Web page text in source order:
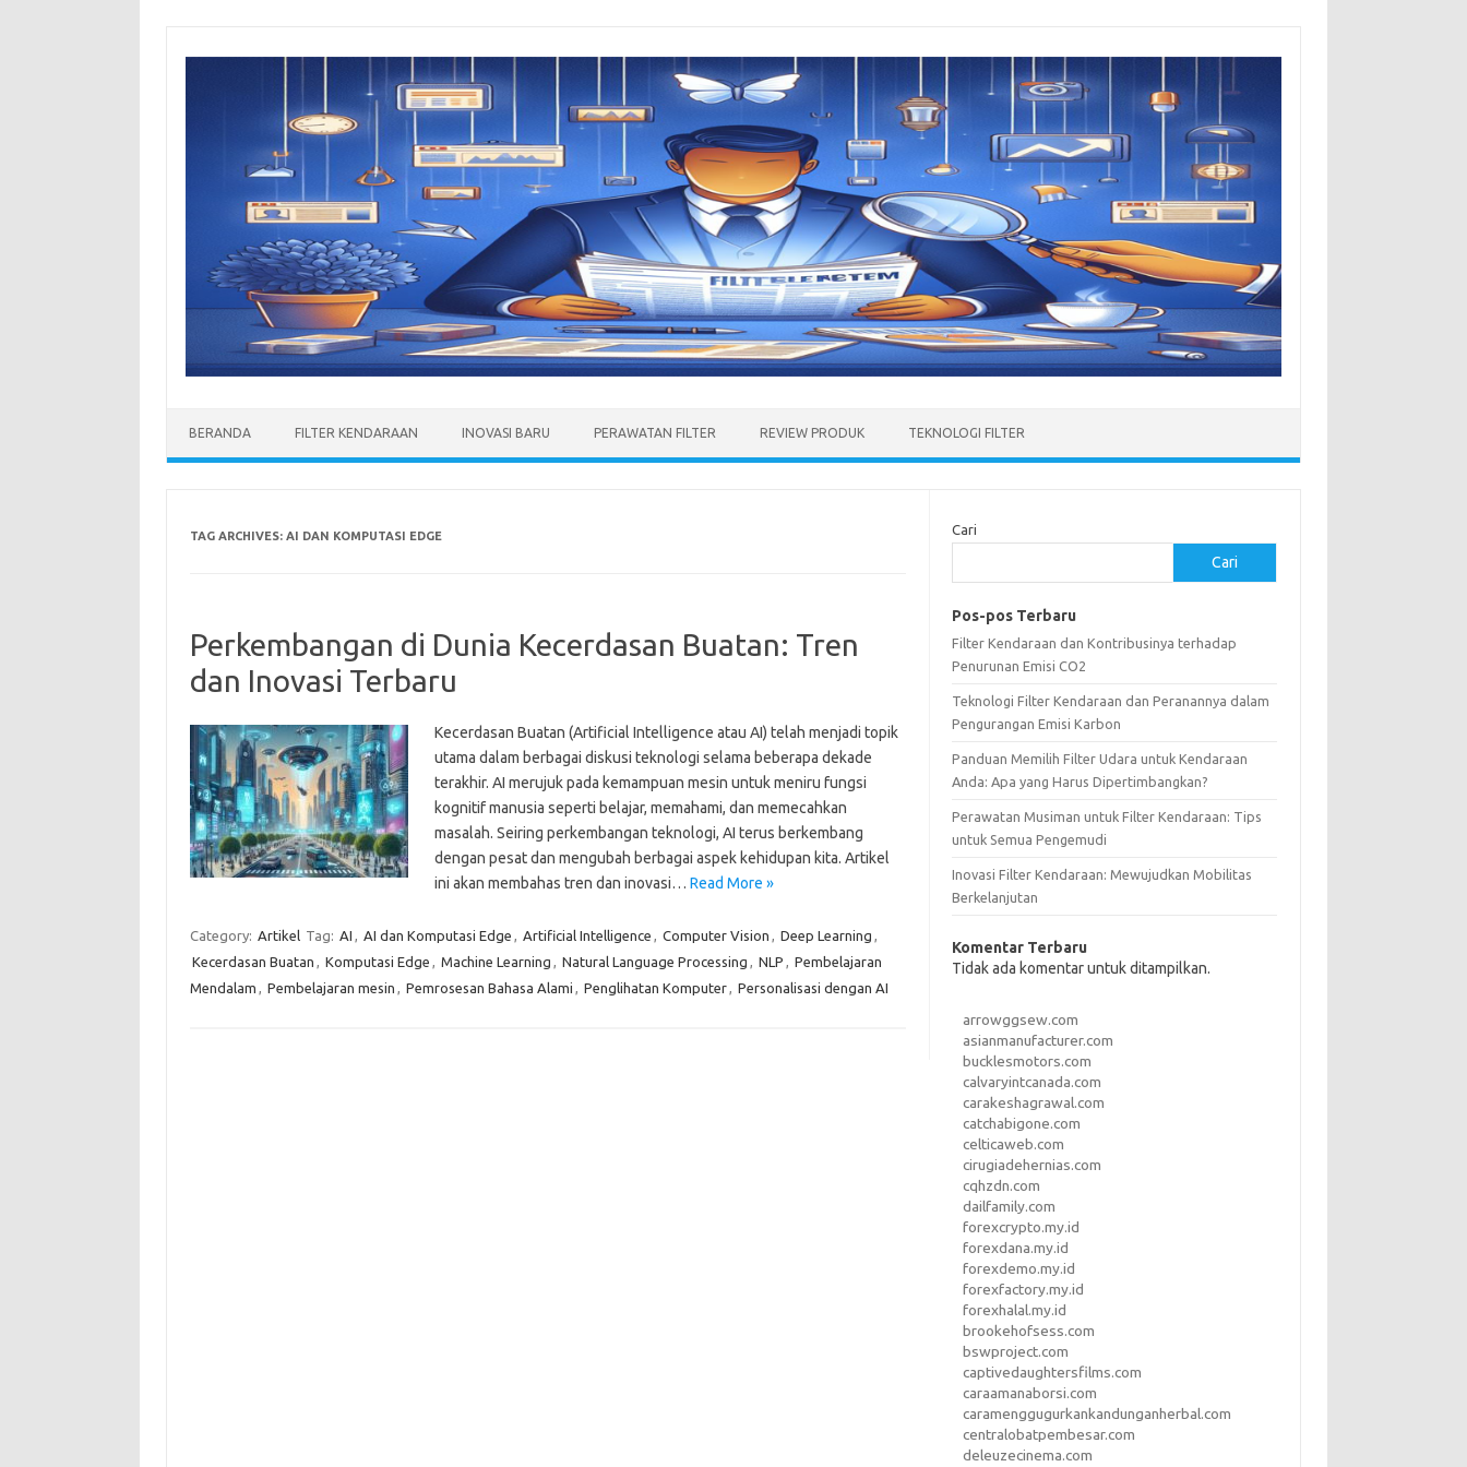
BERANDA FILTER KENDARAAN INOVASI BARU PERAWATAN FILTER REVIEW PRODUK TEKNOLOGI FILTER
TAG ARCHIVES: AI DAN KOMPUTASI EDGE
Perkembangan di Dunia Kecerdasan Buatan: Tren
dan Inovasi Terbaru
Kecerdasan Buatan (Artificial Intelligence atau AI) telah menjadi topik
utama dalam berbagai diskusi teknologi selama beberapa dekade
terakhir. AI merujuk pada kemampuan mesin untuk meniru fungsi
kognitif manusia seperti belajar, memahami, dan memecahkan
masalah. Seiring perkembangan teknologi, AI terus berkembang
dengan pesat dan mengubah berbagai aspek kehidupan kita. Artikel
ini akan membahas tren dan inovasi… Read More »
Category: Artikel Tag: AI , AI dan Komputasi Edge , Artificial Intelligence , Computer Vision , Deep Learning ,
Kecerdasan Buatan , Komputasi Edge , Machine Learning , Natural Language Processing , NLP , Pembelajaran
Mendalam , Pembelajaran mesin , Pemrosesan Bahasa Alami , Penglihatan Komputer, Personalisasi dengan AI
Cari
Cari
Pos-pos Terbaru
Filter Kendaraan dan Kontribusinya terhadap
Penurunan Emisi CO2
Teknologi Filter Kendaraan dan Peranannya dalam
Pengurangan Emisi Karbon
Panduan Memilih Filter Udara untuk Kendaraan
Anda: Apa yang Harus Dipertimbangkan?
Perawatan Musiman untuk Filter Kendaraan: Tips
untuk Semua Pengemudi
Inovasi Filter Kendaraan: Mewujudkan Mobilitas
Berkelanjutan
Komentar Terbaru
Tidak ada komentar untuk ditampilkan.
arrowggsew.com
asianmanufacturer.com
bucklesmotors.com
calvaryintcanada.com
carakeshagrawal.com
catchabigone.com
celticaweb.com
cirugiadehernias.com
cqhzdn.com
dailfamily.com
forexcrypto.my.id
forexdana.my.id
forexdemo.my.id
forexfactory.my.id
forexhalal.my.id
brookehofsess.com
bswproject.com
captivedaughtersfilms.com
caraamanaborsi.com
caramenggugurkankandunganherbal.com
centralobatpembesar.com
deleuzecinema.com